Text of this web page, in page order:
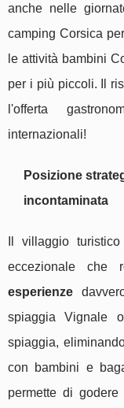
anche nelle
camping Corsica
le attività bambini
per i più piccoli. Il
l'offerta
internazionali!
Posizione
incontaminata
Il villaggio
eccezionale
esperienze
spiaggia Vignale
spiaggia,
con bambini e
permette di